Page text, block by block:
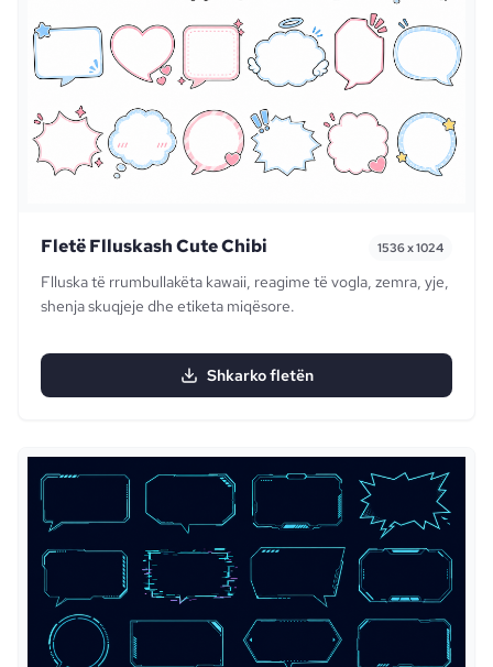
Fletë Flluskash Cute Chibi 1536 x 1024
Flluska të rrumbullakëta kawaii, reagime të vogla, zemra, yje,
shenja skuqjeje dhe etiketa miqësore.
Shkarko fletën